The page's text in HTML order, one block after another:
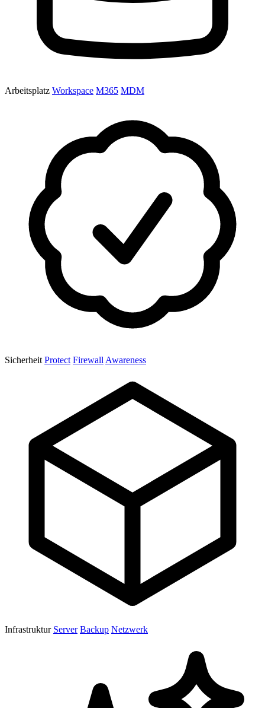
Arbeitsplatz Workspace M365 MDM
Sicherheit Protect Firewall Awareness
Infrastruktur Server Backup Netzwerk